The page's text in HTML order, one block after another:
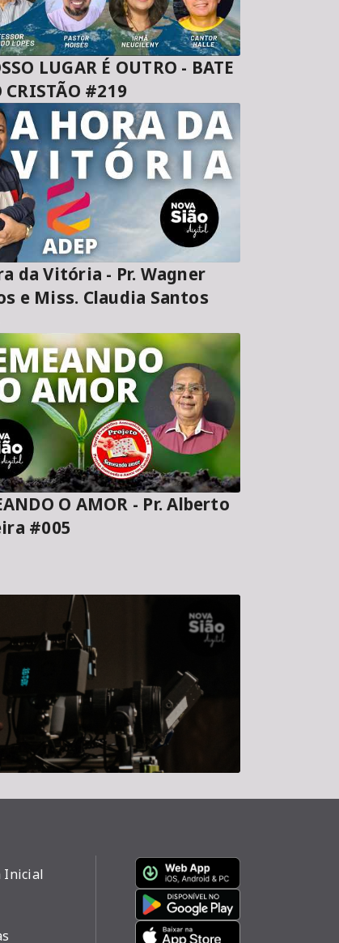
LUGAR É OUTRO - BATE
CRISTÃO #219
Vitória - Pr. Wagner
e Miss. Claudia Santos
O AMOR - Pr. Alberto
#005
Inicial